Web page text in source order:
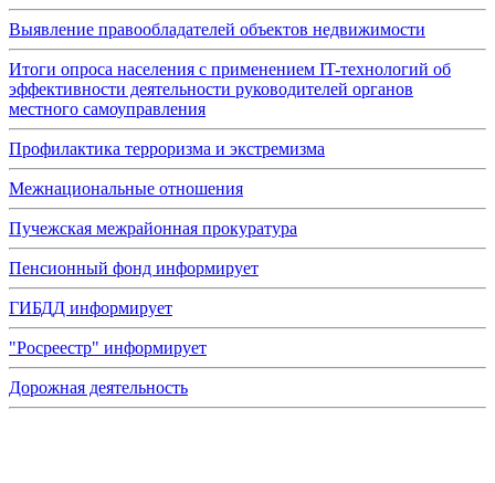
Выявление правообладателей объектов недвижимости
Итоги опроса населения с применением IT-технологий об
эффективности деятельности руководителей органов
местного самоуправления
Профилактика терроризма и экстремизма
Межнациональные отношения
Пучежская межрайонная прокуратура
Пенсионный фонд информирует
ГИБДД информирует
"Росреестр" информирует
Дорожная деятельность